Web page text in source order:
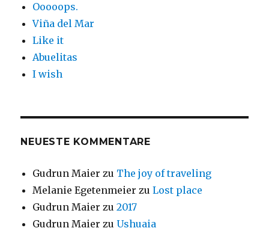
Ooooops.
Viña del Mar
Like it
Abuelitas
I wish
NEUESTE KOMMENTARE
Gudrun Maier zu The joy of traveling
Melanie Egetenmeier zuLost place
Gudrun Maier zu2017
Gudrun Maier zuUshuaia